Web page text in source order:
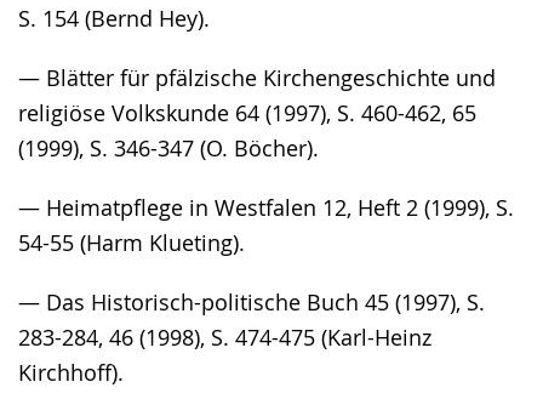
S. 154 (Bernd Hey).
— Blätter für pfälzische Kirchengeschichte und
religiöse Volkskunde 64 (1997), S. 460-462, 65
(1999), S. 346-347 (O. Böcher).
— Heimatpflege in Westfalen 12, Heft 2 (1999), S.
54-55 (Harm Klueting).
— Das Historisch-politische Buch 45 (1997), S.
283-284, 46 (1998), S. 474-475 (Karl-Heinz
Kirchhoff).